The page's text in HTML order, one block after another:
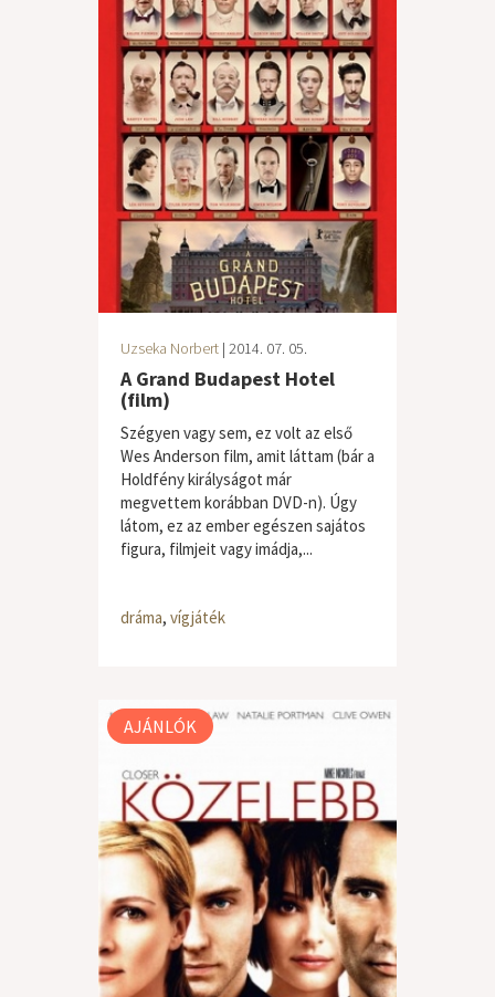
Uzseka Norbert | 2014. 07. 05.
A Grand Budapest Hotel
(film)
Szégyen vagy sem, ez volt az első
Wes Anderson film, amit láttam (bár a
Holdfény királyságot már
megvettem korábban DVD-n). Úgy
látom, ez az ember egészen sajátos
figura, filmjeit vagy imádja,...
dráma, vígjáték
AJÁNLÓK